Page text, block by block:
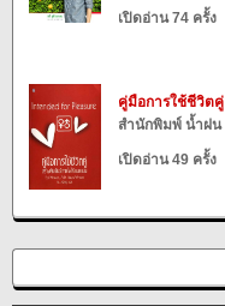
เปิดอ่าน 74 ครั้ง
คู่มือการใช้ชีวิตคู่
สำนักพิมพ์ น้ำฝน
เปิดอ่าน 49 ครั้ง